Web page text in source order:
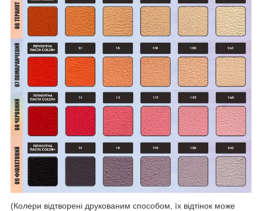
(Колери відтворені друкованим способом, їх відтінок може